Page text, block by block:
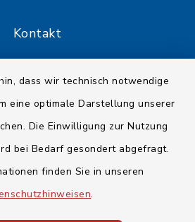
dass wir technisch notwendige
eine optimale Darstellung unserer
Die Einwilligung zur Nutzung
bei Bedarf gesondert abgefragt.
finden Sie in unseren
.
Kontakt
Impressum
Sitemap
Einstellungen